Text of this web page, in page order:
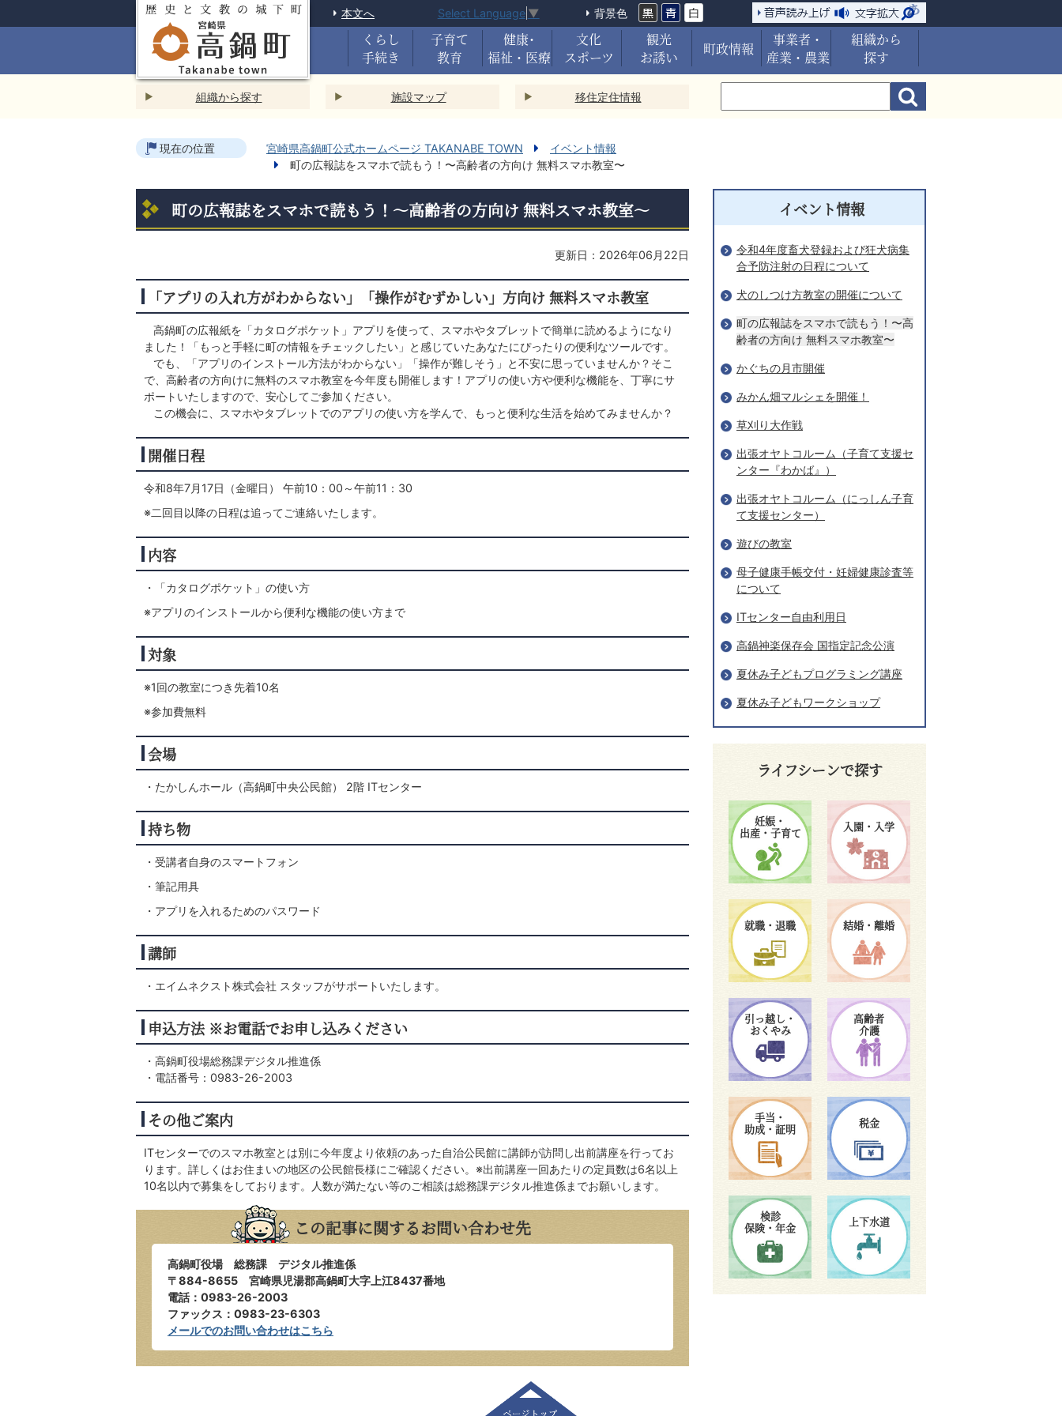
本文へ Select Language ▼ 背景色
くらし
手続き
子育て
教育
健康･
福祉・医療
文化
スポーツ
観光
お誘い
町政情報
事業者・
産業・農業
組織から
探す
組織から探す 施設マップ 移住定住情報
現在の位置 宮崎県高鍋町公式ホームページ TAKANABE TOWN
イベント情報
町の広報誌をスマホで読もう！〜高齢者の方向け 無料スマホ教室〜
町の広報誌をスマホで読もう！〜高齢者の方向け 無料スマホ教室〜
更新日：2026年06月22日
「アプリの入れ方がわからない」「操作がむずかしい」方向け 無料スマホ教室
高鍋町の広報紙を「カタログポケット」アプリを使って、スマホやタブレットで簡単に読めるようになり
ました！「もっと手軽に町の情報をチェックしたい」と感じていたあなたにぴったりの便利なツールです。
でも、「アプリのインストール方法がわからない」「操作が難しそう」と不安に思っていませんか？そこ
で、高齢者の方向けに無料のスマホ教室を今年度も開催します！アプリの使い方や便利な機能を、丁寧にサ
ポートいたしますので、安心してご参加ください。
この機会に、スマホやタブレットでのアプリの使い方を学んで、もっと便利な生活を始めてみませんか？
開催日程
令和8年7月17日（金曜日） 午前10：00～午前11：30
※二回目以降の日程は追ってご連絡いたします。
内容
・「カタログポケット」の使い方
※アプリのインストールから便利な機能の使い方まで
対象
※1回の教室につき先着10名
※参加費無料
会場
・たかしんホール（高鍋町中央公民館） 2階 ITセンター
持ち物
・受講者自身のスマートフォン
・筆記用具
・アプリを入れるためのパスワード
講師
・エイムネクスト株式会社 スタッフがサポートいたします。
申込方法 ※お電話でお申し込みください
・高鍋町役場総務課デジタル推進係
・電話番号：0983-26-2003
その他ご案内
ITセンターでのスマホ教室とは別に今年度より依頼のあった自治公民館に講師が訪問し出前講座を行ってお
ります。詳しくはお住まいの地区の公民館長様にご確認ください。※出前講座一回あたりの定員数は6名以上
10名以内で募集をしております。人数が満たない等のご相談は総務課デジタル推進係までお願いします。
この記事に関するお問い合わせ先
高鍋町役場 総務課 デジタル推進係
〒884-8655 宮崎県児湯郡高鍋町大字上江8437番地
電話：0983-26-2003
ファックス：0983-23-6303
メールでのお問い合わせはこちら
イベント情報
令和4年度畜犬登録および狂犬病集
合予防注射の日程について
犬のしつけ方教室の開催について
町の広報誌をスマホで読もう！〜高
齢者の方向け 無料スマホ教室〜
かぐちの月市開催
みかん畑マルシェを開催！
草刈り大作戦
出張オヤトコルーム（子育て支援セ
ンター『わかば』）
出張オヤトコルーム（にっしん子育
て支援センター）
遊びの教室
母子健康手帳交付・妊婦健康診査等
について
ITセンター自由利用日
高鍋神楽保存会 国指定記念公演
夏休み子どもプログラミング講座
夏休み子どもワークショップ
ライフシーンで探す
妊娠・
出産・子育て 入園・入学
就職・退職 結婚・離婚
引っ越し・
おくやみ
高齢者
介護
手当・
助成・証明 税金
検診
保険・年金 上下水道